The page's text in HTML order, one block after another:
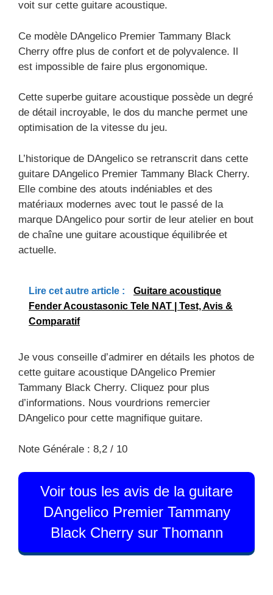
voit sur cette guitare acoustique.
Ce modèle DAngelico Premier Tammany Black
Cherry offre plus de confort et de polyvalence. Il
est impossible de faire plus ergonomique.
Cette superbe guitare acoustique possède un degré
de détail incroyable, le dos du manche permet une
optimisation de la vitesse du jeu.
L’historique de DAngelico se retranscrit dans cette
guitare DAngelico Premier Tammany Black Cherry.
Elle combine des atouts indéniables et des
matériaux modernes avec tout le passé de la
marque DAngelico pour sortir de leur atelier en bout
de chaîne une guitare acoustique équilibrée et
actuelle.
Lire cet autre article :
Guitare acoustique
Fender Acoustasonic Tele NAT | Test, Avis &
Comparatif
Je vous conseille d’admirer en détails les photos de
cette guitare acoustique DAngelico Premier
Tammany Black Cherry. Cliquez pour plus
d’informations. Nous vourdrions remercier
DAngelico pour cette magnifique guitare.
Note Générale : 8,2 / 10
Voir tous les avis de la guitare
DAngelico Premier Tammany
Black Cherry sur Thomann